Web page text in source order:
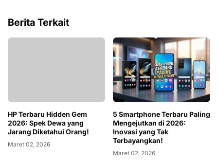
Berita Terkait
HP Terbaru Hidden Gem
2026: Spek Dewa yang
Jarang Diketahui Orang!
Maret 02, 2026
5 Smartphone Terbaru Paling
Mengejutkan di 2026:
Inovasi yang Tak
Terbayangkan!
Maret 02, 2026